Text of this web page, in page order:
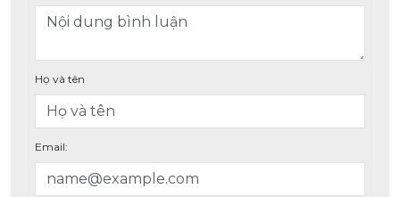
Họ và tên
Email: